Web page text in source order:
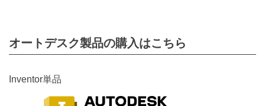
オートデスク製品の購入はこちら
Inventor単品